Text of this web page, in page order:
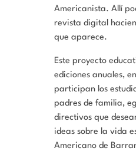
Americanista. Allí
revista digital
que aparece.
Este proyecto
ediciones anuales,
participan los
padres de familia,
directivos que
ideas sobre la vida
Americano de